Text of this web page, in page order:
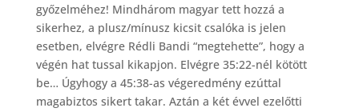
győzelméhez! Mindhárom magyar tett hozzá a
sikerhez, a plusz/mínusz kicsit csalóka is jelen
esetben, elvégre Rédli Bandi “megtehette”, hogy a
végén hat tussal kikapjon. Elvégre 35:22-nél kötött
be… Úgyhogy a 45:38-as végeredmény ezúttal
magabiztos sikert takar. Aztán a két évvel ezelőtti